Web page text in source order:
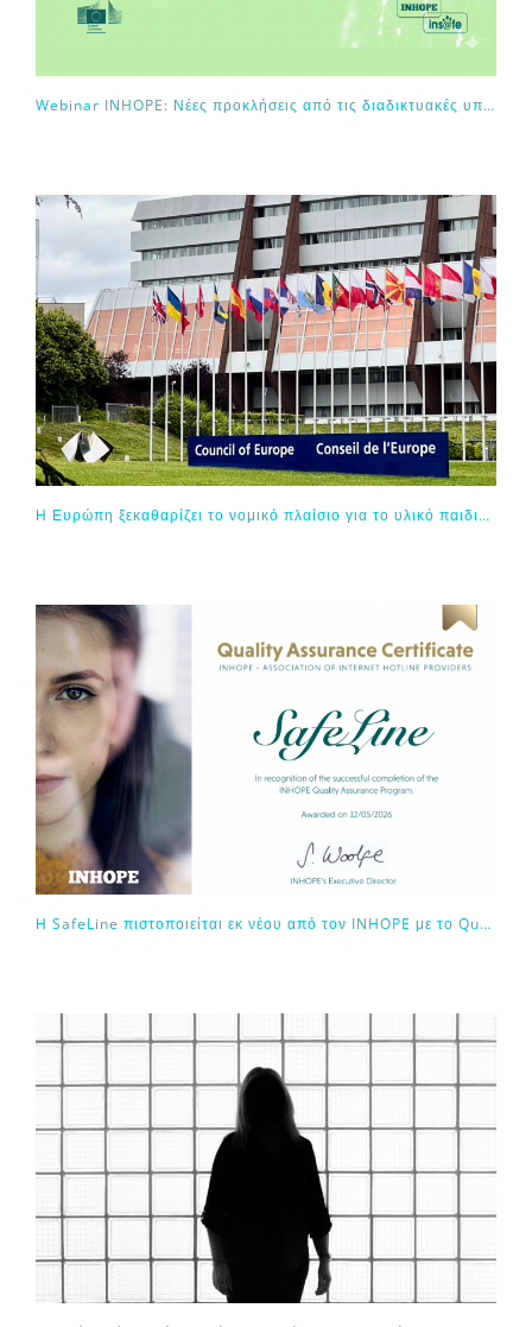
Webinar INHOPE: Νέες προκλήσεις από τις διαδικτυακές υποκουλτούρες μηδενιστικής βίας
Η Ευρώπη ξεκαθαρίζει το νομικό πλαίσιο για το υλικό παιδικής σεξουαλικής κακοποίησης που παράγεται με τεχνητή νοημοσύνη
Η SafeLine πιστοποιείται εκ νέου από τον INHOPE με το Quality Assurance Certificate